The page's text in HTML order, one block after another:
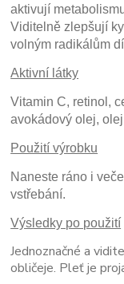
aktivují
Viditelně zlepšují
volným radikálům
Aktivní látky
Vitamin C, retinol,
avokádový olej,
Použití výrobku
Naneste ráno i
vstřebání.
Výsledky po použití
Jednoznačné a
obličeje. Pleť je